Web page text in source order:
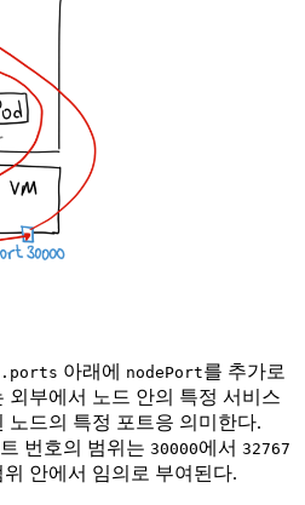
아래에 nodePort를 추가로
외부에서 노드 안의 특정 서비스
노드의 특정 포트응 의미한다.
번호의 범위는 30000에서 32767
안에서 임의로 부여된다.